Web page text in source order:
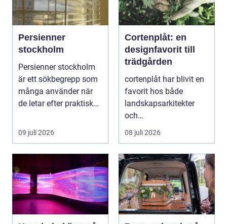
Persienner
stockholm
Persienner stockholm
är ett sökbegrepp som
många använder när
de letar efter praktiska
09 juli 2026
Cortenplåt: en
designfavorit till
trädgården
cortenplåt har blivit en
favorit hos både
landskapsarkitekter
och
trädgårdsentusiaster.
08 juli 2026